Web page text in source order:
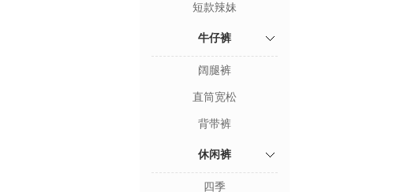
短款辣妹
牛仔裤
阔腿裤
直筒宽松
背带裤
休闲裤
四季